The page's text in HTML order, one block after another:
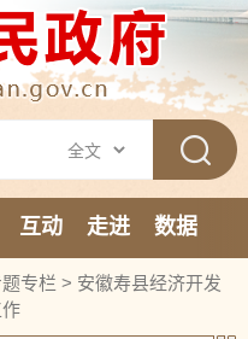
互动 走进
数据
专栏 > 安徽寿县经济开发